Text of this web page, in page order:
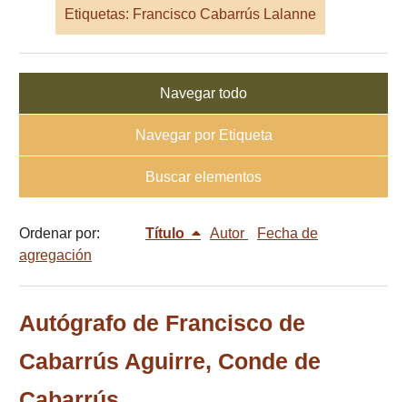
Etiquetas: Francisco Cabarrús Lalanne
Navegar todo
Navegar por Etiqueta
Buscar elementos
Ordenar por: Título Autor
Fecha de
agregación
Autógrafo de Francisco de
Cabarrús Aguirre, Conde de